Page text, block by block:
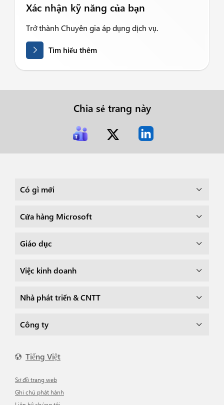
Xác nhận kỹ năng của bạn
Trở thành Chuyên gia áp dụng dịch vụ.
Tìm hiểu thêm
Chia sẻ trang này
Có gì mới
Cửa hàng Microsoft
Giáo dục
Việc kinh doanh
Nhà phát triển & CNTT
Công ty
Tiếng Việt
Sơ đồ trang web
Ghi chú phát hành